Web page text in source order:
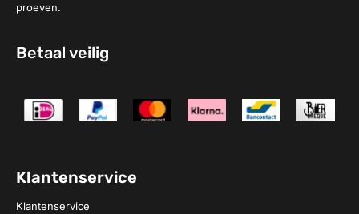
proeven.
Betaal veilig
Klantenservice
Klantenservice